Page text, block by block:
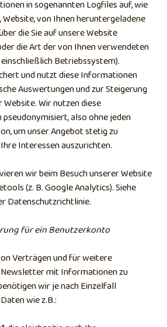
in sogenannten Logfiles auf, wie
Website, von Ihnen heruntergeladene
die Sie auf unsere Website
die Art der von Ihnen verwendeten
Betriebssystem).
und nutzt diese Informationen
Auswertungen und zur Steigerung
Wir nutzen diese
also ohne jeden
um unser Angebot stetig zu
Interessen auszurichten.
wir beim Besuch unserer Website
(z. B. Google Analytics). Siehe
Datenschutzrichtlinie.
für ein Benutzerkonto
Verträgen und für weitere
Newsletter mit Informationen zu
wir je nach Einzelfall
wie z.B.: